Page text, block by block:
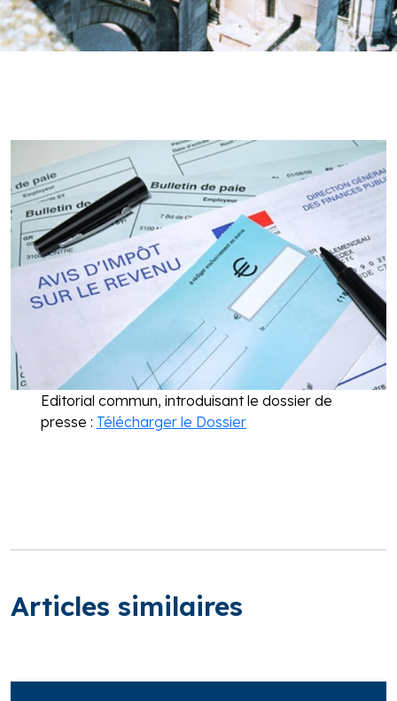
Editorial commun, introduisant le dossier de
presse : Télécharger le Dossier
Articles similaires